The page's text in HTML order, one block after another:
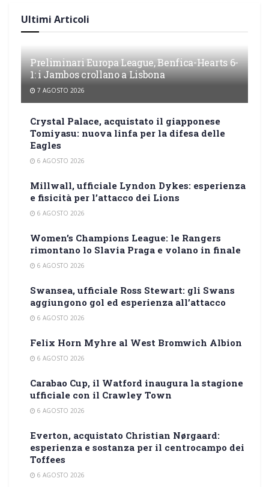
Ultimi Articoli
Preliminari Europa League, Benfica-Hearts 6-
1: i Jambos crollano a Lisbona
7 AGOSTO 2026
Crystal Palace, acquistato il giapponese
Tomiyasu: nuova linfa per la difesa delle
Eagles
6 AGOSTO 2026
Millwall, ufficiale Lyndon Dykes: esperienza
e fisicità per l’attacco dei Lions
6 AGOSTO 2026
Women’s Champions League: le Rangers
rimontano lo Slavia Praga e volano in finale
6 AGOSTO 2026
Swansea, ufficiale Ross Stewart: gli Swans
aggiungono gol ed esperienza all’attacco
6 AGOSTO 2026
Felix Horn Myhre al West Bromwich Albion
6 AGOSTO 2026
Carabao Cup, il Watford inaugura la stagione
ufficiale con il Crawley Town
6 AGOSTO 2026
Everton, acquistato Christian Nørgaard:
esperienza e sostanza per il centrocampo dei
Toffees
6 AGOSTO 2026